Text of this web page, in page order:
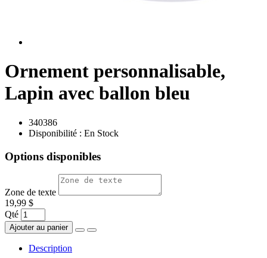
Ornement personnalisable,
Lapin avec ballon bleu
340386
Disponibilité : En Stock
Options disponibles
Zone de texte
19,99 $
Qté
Ajouter au panier
Description